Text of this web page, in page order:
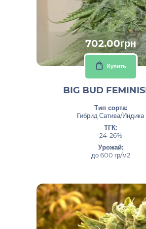
702.00грн
Купить
BIG BUD
Тип сорта:
Гибрид Сатива/Индика
ТГК:
24-26%
Урожай:
до 600 гр/м2